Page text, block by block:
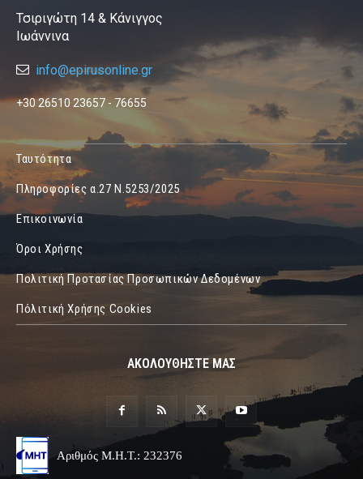
Τσιριγώτη 14 & Κάνιγγος
Ιωάννινα
info@epirusonline.gr
+30 26510 23657 - 76655
Ταυτότητα
Πληροφορίες α.27 Ν.5253/2025
Επικοινωνία
Όροι Χρήσης
Πολιτική Προτασίας Προσωπικών Δεδομένων
Πόλιτική Χρήσης Cookies
ΑΚΟΛΟΥΘΗΣΤΕ ΜΑΣ
Αριθμός Μ.Η.Τ.: 232376